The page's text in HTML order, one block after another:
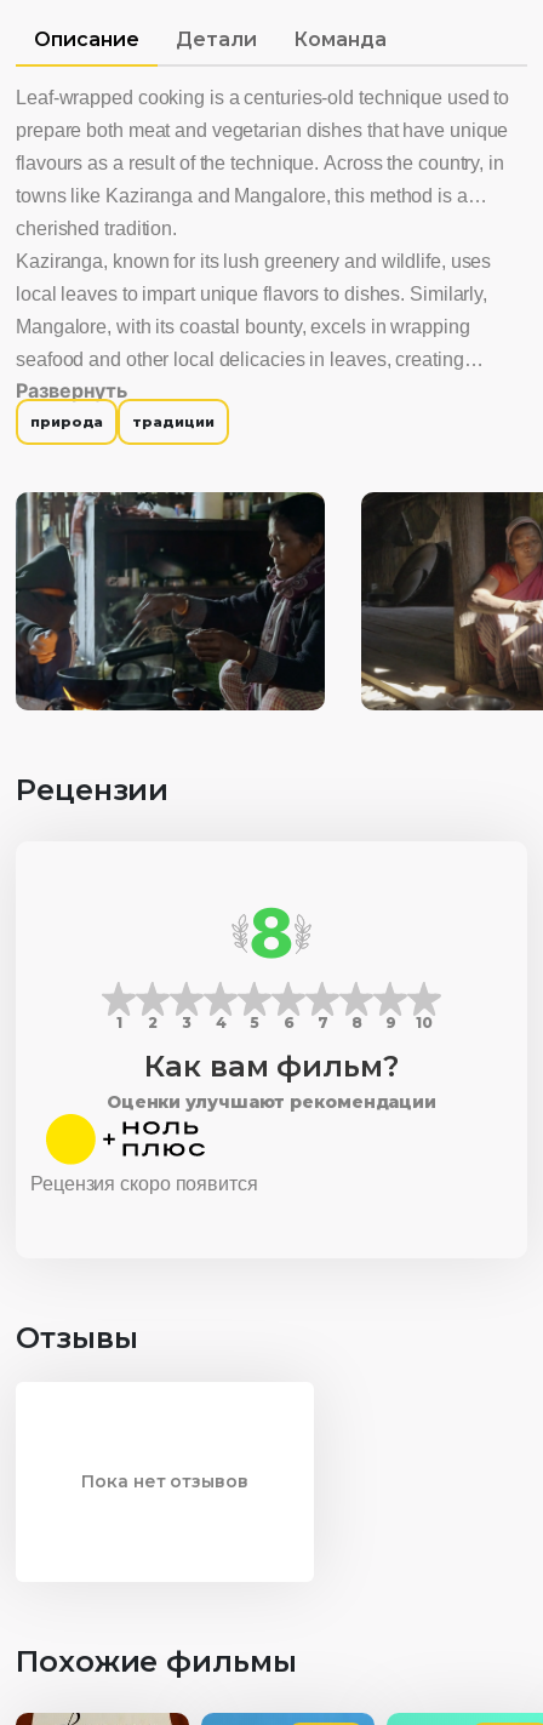
Описание Детали Команда
Leaf-wrapped cooking is a centuries-old technique used to
prepare both meat and vegetarian dishes that have unique
flavours as a result of the technique. Across the country, in
towns like Kaziranga and Mangalore, this method is a
cherished tradition.
Kaziranga, known for its lush greenery and wildlife, uses
local leaves to impart unique flavors to dishes. Similarly,
Mangalore, with its coastal bounty, excels in wrapping
seafood and other local delicacies in leaves, creating
mouthwatering results. The parcels, with their tantalizing
scents and succulent contents, remain a favourite,
comfort.
Развернуть
природа традиции
Рецензии
8
1 2 3 4 5 6 7 8 9 10
Как вам фильм?
Оценки улучшают рекомендации
Рецензия скоро появится
Отзывы
Пока нет отзывов
Похожие фильмы